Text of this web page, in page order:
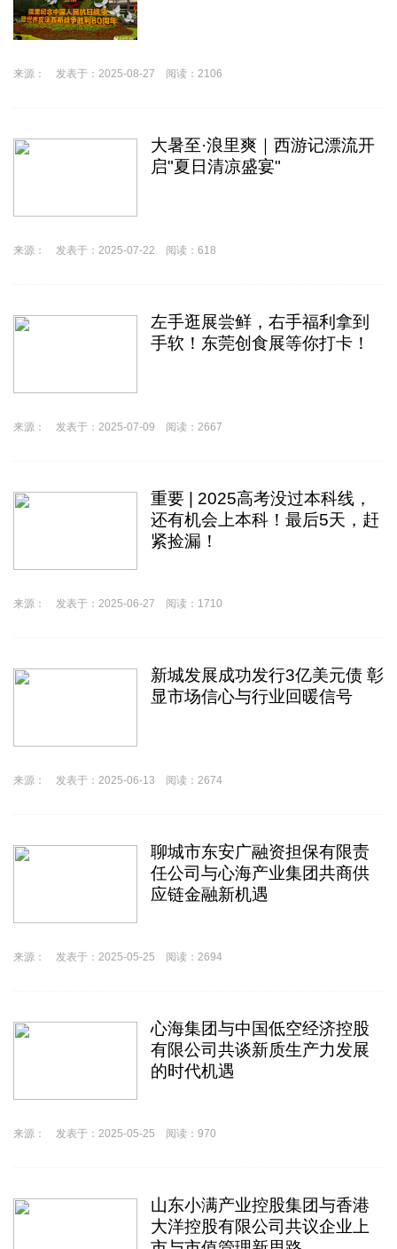
来源： 发表于：2025-08-27 阅读：2106
大暑至·浪里爽｜西游记漂流开
启"夏日清凉盛宴"
来源： 发表于：2025-07-22 阅读：618
左手逛展尝鲜，右手福利拿到
手软！东莞创食展等你打卡！
来源： 发表于：2025-07-09 阅读：2667
重要 | 2025高考没过本科线，
还有机会上本科！最后5天，赶
紧捡漏！
来源： 发表于：2025-06-27 阅读：1710
​新城发展成功发行3亿美元债 彰
显市场信心与行业回暖信号
来源： 发表于：2025-06-13 阅读：2674
聊城市东安广融资担保有限责
任公司与心海产业集团共商供
应链金融新机遇
来源： 发表于：2025-05-25 阅读：2694
心海集团与中国低空经济控股
有限公司共谈新质生产力发展
的时代机遇
来源： 发表于：2025-05-25 阅读：970
山东小满产业控股集团与香港
大洋控股有限公司共议企业上